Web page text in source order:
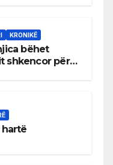
KRONIKË
bëhet
shkencor për
hartë